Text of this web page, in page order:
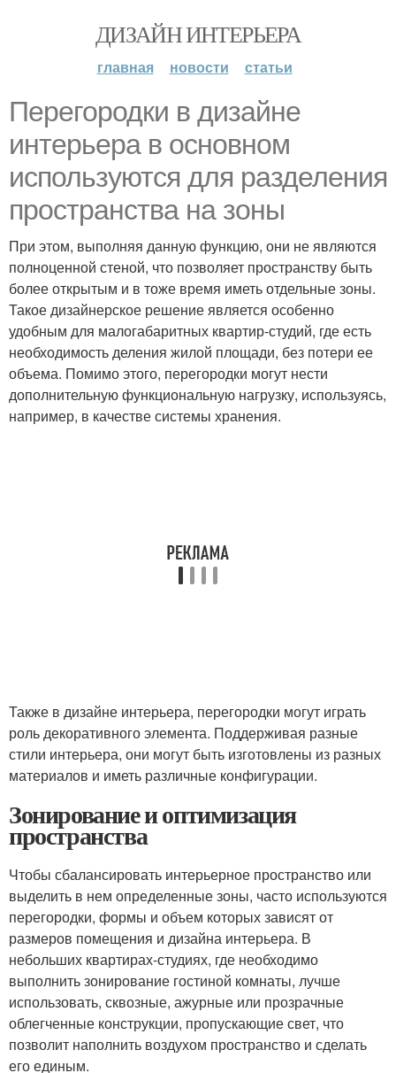
ДИЗАЙН ИНТЕРЬЕРА
главная новости статьи
Перегородки в дизайне
интерьера в основном
используются для разделения
пространства на зоны
При этом, выполняя данную функцию, они не являются
полноценной стеной, что позволяет пространству быть
более открытым и в тоже время иметь отдельные зоны.
Такое дизайнерское решение является особенно
удобным для малогабаритных квартир-студий, где есть
необходимость деления жилой площади, без потери ее
объема. Помимо этого, перегородки могут нести
дополнительную функциональную нагрузку, используясь,
например, в качестве системы хранения.
Также в дизайне интерьера, перегородки могут играть
роль декоративного элемента. Поддерживая разные
стили интерьера, они могут быть изготовлены из разных
материалов и иметь различные конфигурации.
Зонирование и оптимизация
пространства
Чтобы сбалансировать интерьерное пространство или
выделить в нем определенные зоны, часто используются
перегородки, формы и объем которых зависят от
размеров помещения и дизайна интерьера. В
небольших квартирах-студиях, где необходимо
выполнить зонирование гостиной комнаты, лучше
использовать, сквозные, ажурные или прозрачные
облегченные конструкции, пропускающие свет, что
позволит наполнить воздухом пространство и сделать
его единым.